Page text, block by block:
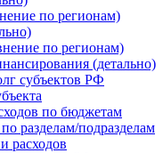
по регионам)
по регионам)
(детально)
субъектов РФ
по бюджетам
разделам/подразделам
расходов